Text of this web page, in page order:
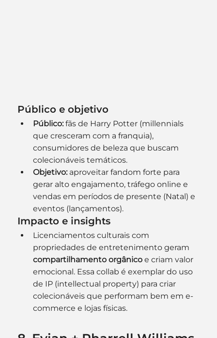
Público e objetivo
Público: fãs de Harry Potter (millennials
que cresceram com a franquia),
consumidores de beleza que buscam
colecionáveis temáticos.
Objetivo: aproveitar fandom forte para
gerar alto engajamento, tráfego online e
vendas em períodos de presente (Natal) e
eventos (lançamentos).
Impacto e insights
Licenciamentos culturais com
propriedades de entretenimento geram
compartilhamento orgânico e criam valor
emocional. Essa collab é exemplar do uso
de IP (intellectual property) para criar
colecionáveis que performam bem em e-
commerce e lojas físicas.